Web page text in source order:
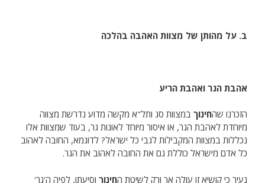
ב. על מהותן של מצוות האהבה בהלכה
אהבת הגר ואהבת הריע
הזכרנו שהחינוך במצוות סג ותל"א מקשה מדוע נדרשת מצווה
מיוחדת לאהבת הגר, או איסור מיוחד לאונות גר, בעוד שמצוות אלו
נכללות במצוות המקבילות לגבי כל ישראל? לדוגמא, החובה לאהוב
כל אדם מישראל כוללת גם את החובה לאהוב את הגר.
נעיר כי קושיא זו עולה אך ורק לשיטת החינוך וסיעתו, לפיה ה'גר'